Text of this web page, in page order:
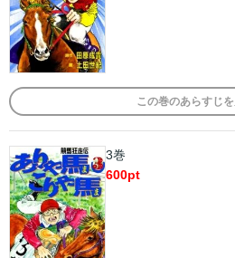
この巻のあらすじを
3巻
600pt